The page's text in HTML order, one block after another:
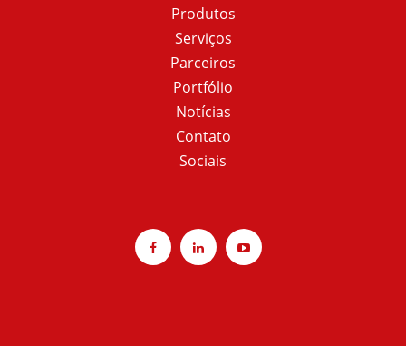
Produtos
Serviços
Parceiros
Portfólio
Notícias
Contato
Sociais